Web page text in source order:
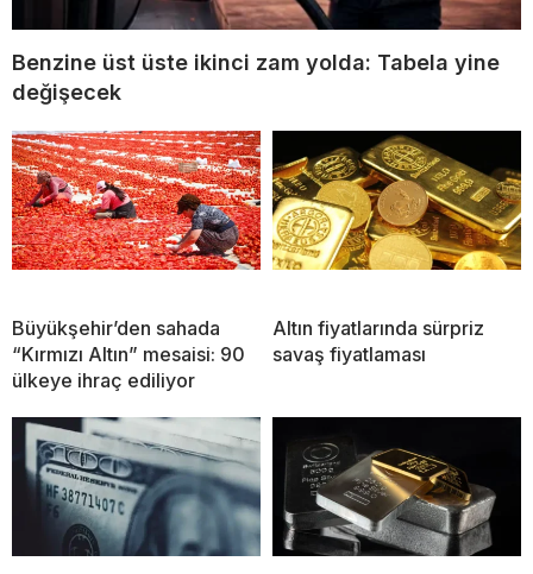
Benzine üst üste ikinci zam yolda: Tabela yine
değişecek
Büyükşehir’den sahada
“Kırmızı Altın” mesaisi: 90
ülkeye ihraç ediliyor
Altın fiyatlarında sürpriz
savaş fiyatlaması